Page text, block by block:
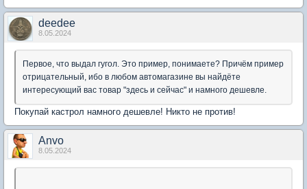
deedee
8.05.2024
Первое, что выдал гугол. Это пример, понимаете? Причём пример
отрицательный, ибо в любом автомагазине вы найдёте
интересующий вас товар "здесь и сейчас" и намного дешевле.
Покупай кастрол намного дешевле! Никто не против!
Anvo
8.05.2024